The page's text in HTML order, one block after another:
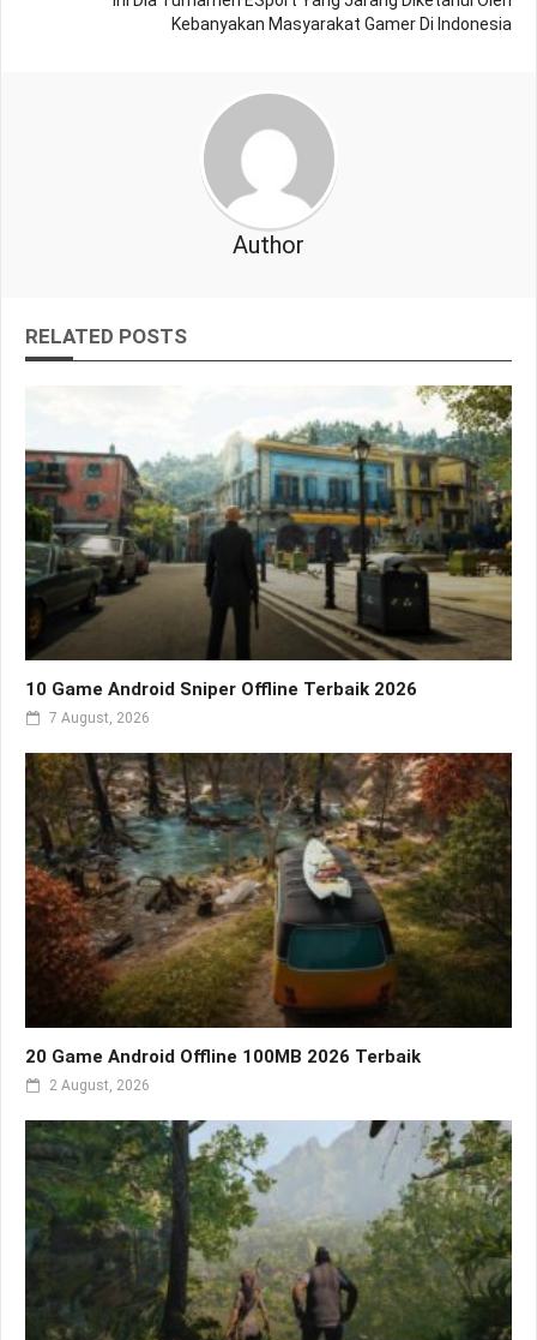
Kebanyakan Masyarakat Gamer Di Indonesia
Author
RELATED POSTS
10 Game Android Sniper Offline Terbaik 2026
7 August, 2026
20 Game Android Offline 100MB 2026 Terbaik
2 August, 2026